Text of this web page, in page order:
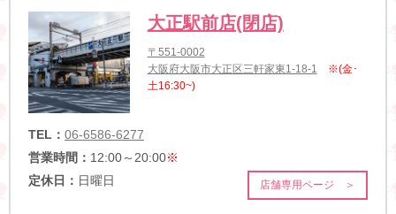
大正駅前店(閉店)
〒551-0002
大阪府大阪市大正区三軒家東1-18-1
※(金･
土16:30~)
TEL： 06-6586-6277
営業時間： 12:00～20:00※
定休日： 日曜日 店舗専用ページ ＞